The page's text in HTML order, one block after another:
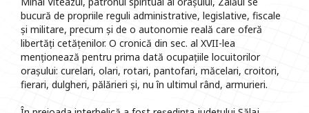
bucură de propriile reguli administrative, legislative, fiscale
și militare, precum și de o autonomie reală care oferă
libertăți cetățenilor. O cronică din sec. al XVII-lea
menționează pentru prima dată ocupațiile locuitorilor
orașului: curelari, olari, rotari, pantofari, măcelari, croitori,
fierari, dulgheri, pălărieri și, nu în ultimul rând, armurieri.